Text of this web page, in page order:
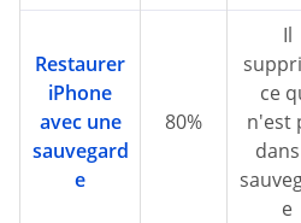
Restaurer
iPhone
avec une
sauvegard
e
80%
Il
ce
n'est
e